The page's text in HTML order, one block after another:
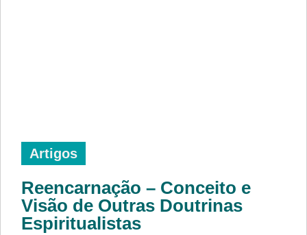
Artigos
Reencarnação – Conceito e
Visão de Outras Doutrinas
Espiritualistas